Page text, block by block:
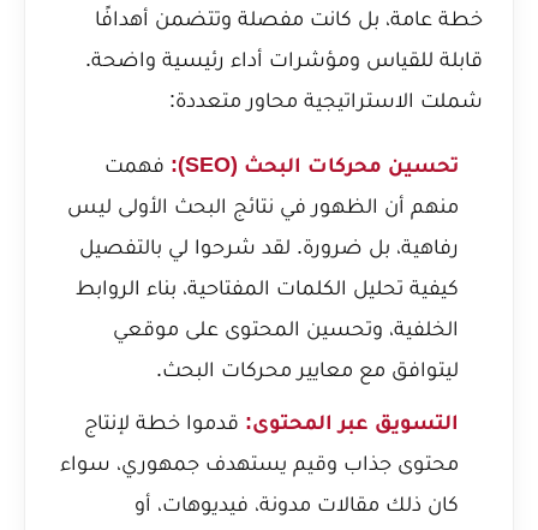
خطة عامة، بل كانت مفصلة وتتضمن أهدافًا
قابلة للقياس ومؤشرات أداء رئيسية واضحة.
شملت الاستراتيجية محاور متعددة:
تحسين محركات البحث (SEO):
فهمت
منهم أن الظهور في نتائج البحث الأولى ليس
رفاهية، بل ضرورة. لقد شرحوا لي بالتفصيل
كيفية تحليل الكلمات المفتاحية، بناء الروابط
الخلفية، وتحسين المحتوى على موقعي
ليتوافق مع معايير محركات البحث.
التسويق عبر المحتوى: قدموا خطة لإنتاج
محتوى جذاب وقيم يستهدف جمهوري، سواء
كان ذلك مقالات مدونة، فيديوهات، أو